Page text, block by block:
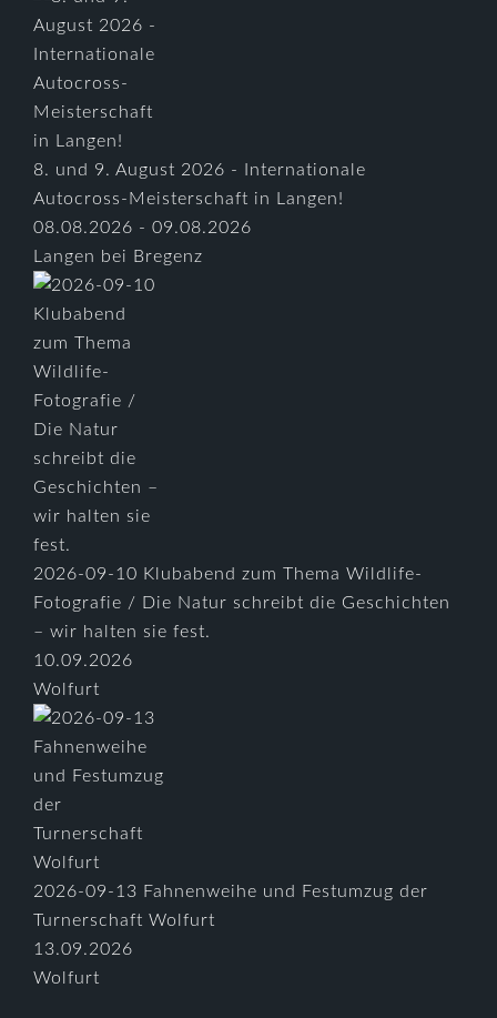
8. und 9. August 2026 - Internationale
Autocross-Meisterschaft in Langen!
08.08.2026 - 09.08.2026
Langen bei Bregenz
2026-09-10 Klubabend zum Thema Wildlife-
Fotografie / Die Natur schreibt die Geschichten
– wir halten sie fest.
10.09.2026
Wolfurt
2026-09-13 Fahnenweihe und Festumzug der
Turnerschaft Wolfurt
13.09.2026
Wolfurt